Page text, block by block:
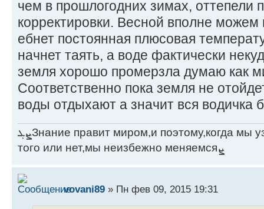
чем в прошлогодних зимах, оттепели
корректировки. Весной вполне можем
ебнет постоянная плюсовая
начнет таять, а воде фактически
земля хорошо промерзла думаю как
Соответственно пока земля не
воды отдыхают а значит вся водичка
ܨܓЗнание правит миром,и поэтому,когда мы узнаём что-то новое,хотим мы
того или нет,мы неизбежно меняемсяܨ
vovani89 » Пн фев 09, 2015 19:31